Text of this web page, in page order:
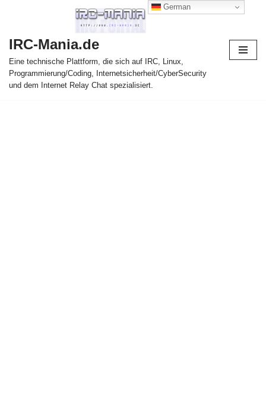
Inhalt
springen
IRC-Mania.de
Eine technische Plattform, die sich auf IRC, Linux,
Programmierung/Coding, Internetsicherheit/CyberSecurity
und dem Internet Relay Chat spezialisiert.
German